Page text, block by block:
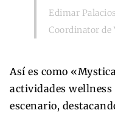
Edimar
Coordinator de
Así es como
actividades wellness
escenario,